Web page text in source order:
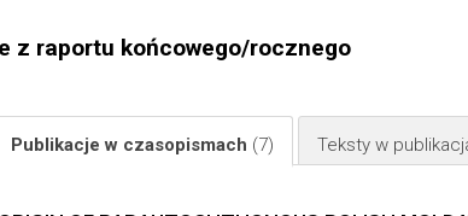
z raportu końcowego/rocznego
Publikacje w czasopismach (7) Teksty w